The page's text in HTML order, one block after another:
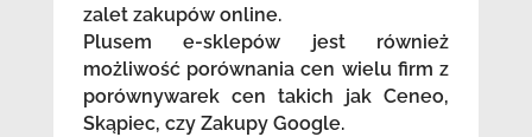
zalet zakupów online.
Plusem e-sklepów jest również
możliwość porównania cen wielu firm z
porównywarek cen takich jak Ceneo,
Skąpiec, czy Zakupy Google.